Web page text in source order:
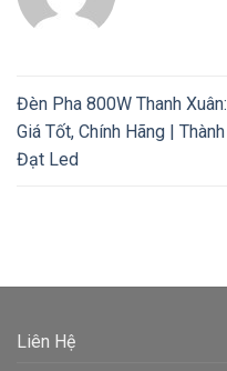
Đèn Pha 800W Thanh Xuân:
Giá Tốt, Chính Hãng | Thành
Đạt Led
Liên Hệ